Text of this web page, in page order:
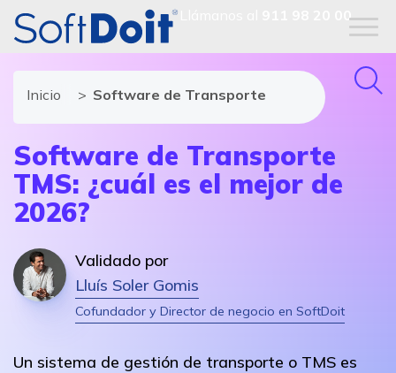
911 98 20 00
Inicio Software de Transporte
Software de Transporte
TMS: ¿cuál es el mejor de
2026?
Validado por
Lluís Soler Gomis
Cofundador y Director de negocio en SoftDoit
Un sistema de gestión de transporte o TMS es